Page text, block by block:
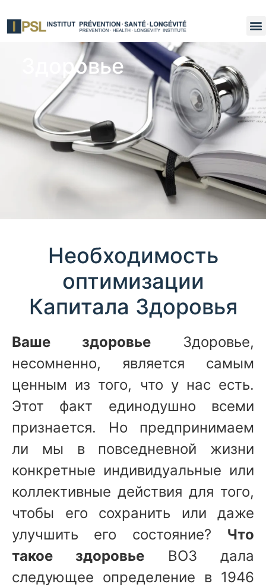
Здоровье
Необходимость
оптимизации
Капитала Здоровья
Ваше здоровье Здоровье,
несомненно, является самым
ценным из того, что у нас есть.
Этот факт единодушно всеми
признается. Но предпринимаем
ли мы в повседневной жизни
конкретные индивидуальные или
коллективные действия для того,
чтобы его сохранить или даже
улучшить его состояние? Что
такое здоровье ВОЗ дала
следующее определение в 1946